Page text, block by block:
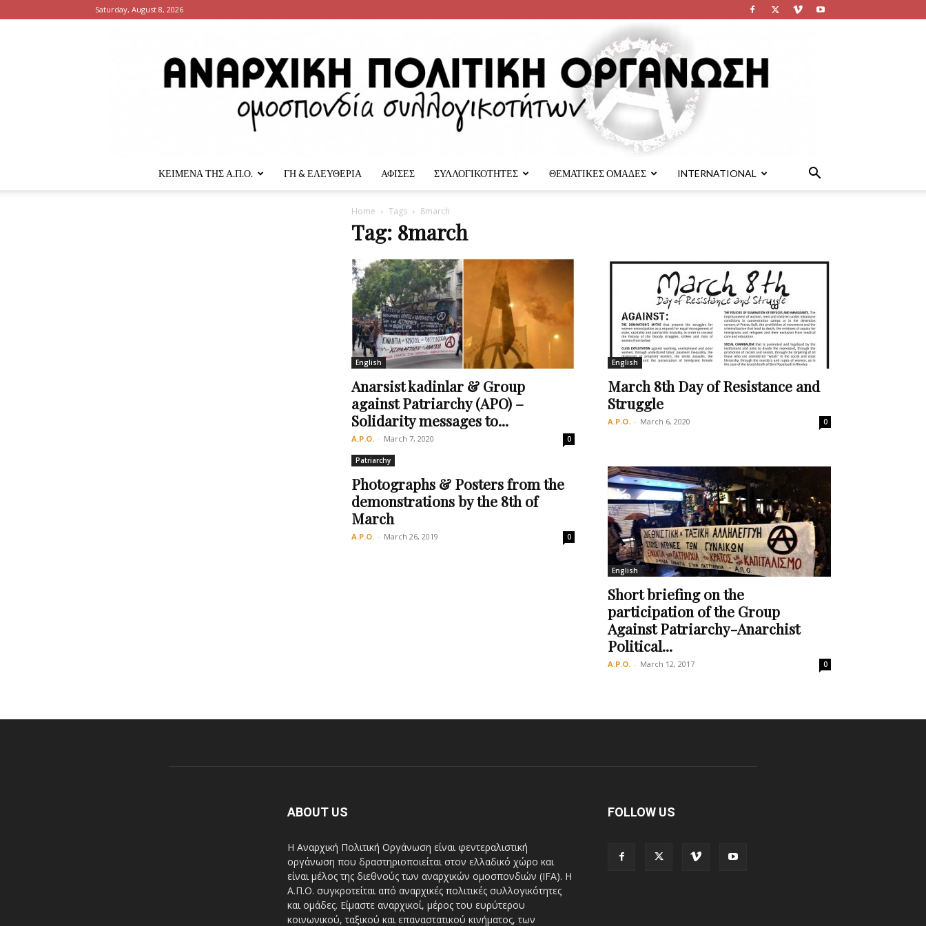
Saturday, August 8, 2026
Πολιτική
Οργάνωση
ΚΕΙΜΕΝΑ ΤΗΣ Α.Π.Ο. ΓΗ & ΕΛΕΥΘΕΡΙΑ ΑΦΙΣΕΣ ΣΥΛΛΟΓΙΚΟΤΗΤΕΣ ΘΕΜΑΤΙΚΕΣ ΟΜΑΔΕΣ INTERNATIONAL
Home Tags 8march
Tag: 8march
English
Anarsist kadinlar & Group
against Patriarchy (APO) –
Solidarity messages to...
A.P.O. - March 7, 2020 0
English
March 8th Day of Resistance and
Struggle
A.P.O. - March 6, 2020 0
Patriarchy
Photographs & Posters from the
demonstrations by the 8th of
March
A.P.O. - March 26, 2019 0
English
Short briefing on the
participation of the Group
Against Patriarchy-Anarchist
Political...
A.P.O. - March 12, 2017 0
ABOUT US
Η Αναρχική Πολιτική Οργάνωση είναι φεντεραλιστική
οργάνωση που δραστηριοποιείται στον ελλαδικό χώρο και
είναι μέλος της διεθνούς των αναρχικών ομοσπονδιών (IFA). H
A.Π.Ο. συγκροτείται από αναρχικές πολιτικές συλλογικότητες
και ομάδες. Είμαστε αναρχικοί, μέρος του ευρύτερου
κοινωνικού, ταξικού και επαναστατικού κινήματος, των
FOLLOW US